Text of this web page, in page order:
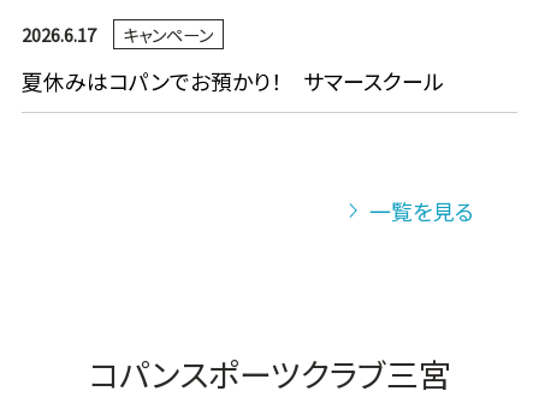
夏休みはコパンでお預かり！ サマースクール
2026.6.17 キャンペーン
一覧を見る
コパンスポーツクラブ三宮